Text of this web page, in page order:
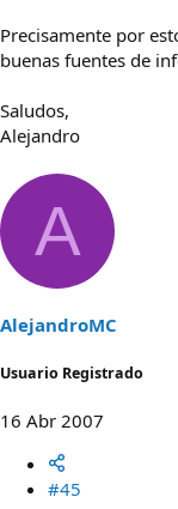
Precisamente por
buenas fuentes de
Saludos,
Alejandro
A
AlejandroMC
Usuario Registrado
16 Abr 2007
#45